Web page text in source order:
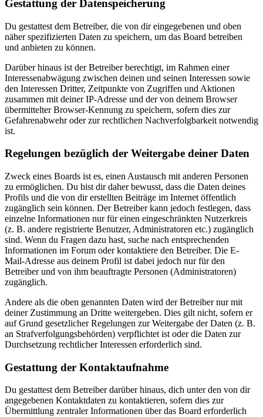
Gestattung der Datenspeicherung
Du gestattest dem Betreiber, die von dir eingegebenen und oben
näher spezifizierten Daten zu speichern, um das Board betreiben
und anbieten zu können.
Darüber hinaus ist der Betreiber berechtigt, im Rahmen einer
Interessenabwägung zwischen deinen und seinen Interessen sowie
den Interessen Dritter, Zeitpunkte von Zugriffen und Aktionen
zusammen mit deiner IP-Adresse und der von deinem Browser
übermittelter Browser-Kennung zu speichern, sofern dies zur
Gefahrenabwehr oder zur rechtlichen Nachverfolgbarkeit notwendig
ist.
Regelungen bezüglich der Weitergabe deiner Daten
Zweck eines Boards ist es, einen Austausch mit anderen Personen
zu ermöglichen. Du bist dir daher bewusst, dass die Daten deines
Profils und die von dir erstellten Beiträge im Internet öffentlich
zugänglich sein können. Der Betreiber kann jedoch festlegen, dass
einzelne Informationen nur für einen eingeschränkten Nutzerkreis
(z. B. andere registrierte Benutzer, Administratoren etc.) zugänglich
sind. Wenn du Fragen dazu hast, suche nach entsprechenden
Informationen im Forum oder kontaktiere den Betreiber. Die E-
Mail-Adresse aus deinem Profil ist dabei jedoch nur für den
Betreiber und von ihm beauftragte Personen (Administratoren)
zugänglich.
Andere als die oben genannten Daten wird der Betreiber nur mit
deiner Zustimmung an Dritte weitergeben. Dies gilt nicht, sofern er
auf Grund gesetzlicher Regelungen zur Weitergabe der Daten (z. B.
an Strafverfolgungsbehörden) verpflichtet ist oder die Daten zur
Durchsetzung rechtlicher Interessen erforderlich sind.
Gestattung der Kontaktaufnahme
Du gestattest dem Betreiber darüber hinaus, dich unter den von dir
angegebenen Kontaktdaten zu kontaktieren, sofern dies zur
Übermittlung zentraler Informationen über das Board erforderlich